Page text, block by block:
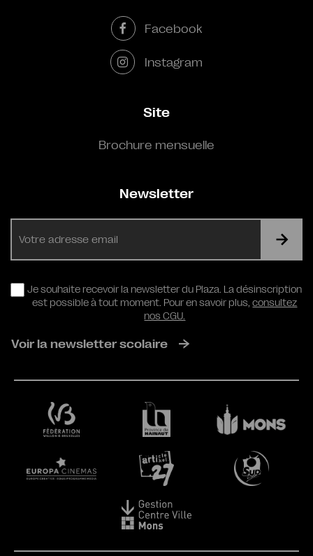
Facebook
Instagram
Site
Brochure mensuelle
Newsletter
RGPD
Je souhaite recevoir la newsletter du Plaza. La désinscription
est possible à tout moment. Pour en savoir plus,consultez
nos CGU.
Voir la newsletter scolaire